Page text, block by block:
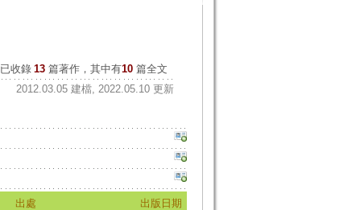
已收錄 13 篇著作，其中有10篇全文
2012.03.05 建檔, 2022.05.10 更新
出處
出版日期